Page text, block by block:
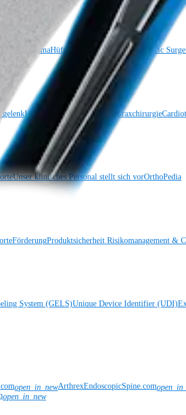
TraumaHüfteOrthobiologieCardiothoracic
Hüfte OrthobiologieHerz-Thoraxchirurgie
Unser klinisches Personal stellt sich vorOrthoPedia
FörderungProduktsicherheit Risikomanagement &
System (GELS)Unique Device Identifier (UDI)
open_in_newArthrexEndoscopicSpine.com
open_in_new